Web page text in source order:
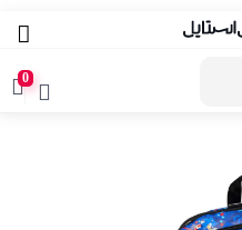
0